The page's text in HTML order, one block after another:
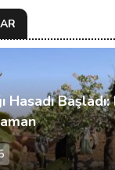
Hasadı